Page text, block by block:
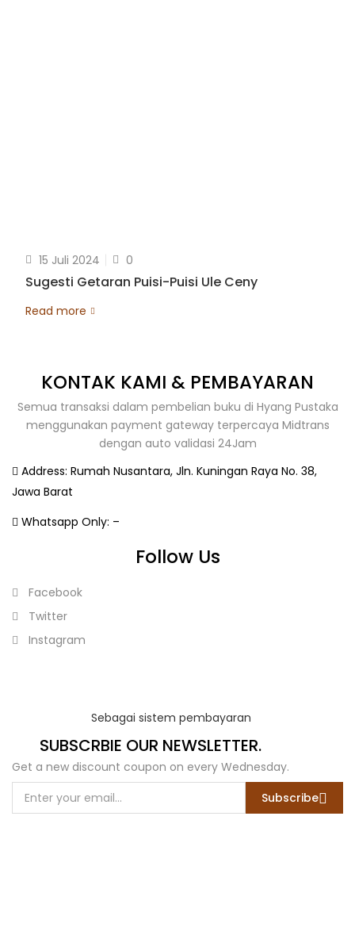
15 Juli 2024 0
Sugesti Getaran Puisi-Puisi Ule Ceny
Read more
KONTAK KAMI & PEMBAYARAN
Semua transaksi dalam pembelian buku di Hyang Pustaka
menggunakan payment gateway terpercaya Midtrans
dengan auto validasi 24Jam
Address: Rumah Nusantara, Jln. Kuningan Raya No. 38,
Jawa Barat
Whatsapp Only: –
Follow Us
Facebook
Twitter
Instagram
Sebagai sistem pembayaran
SUBSCRBIE OUR NEWSLETTER.
Get a new discount coupon on every Wednesday.
Subscribe